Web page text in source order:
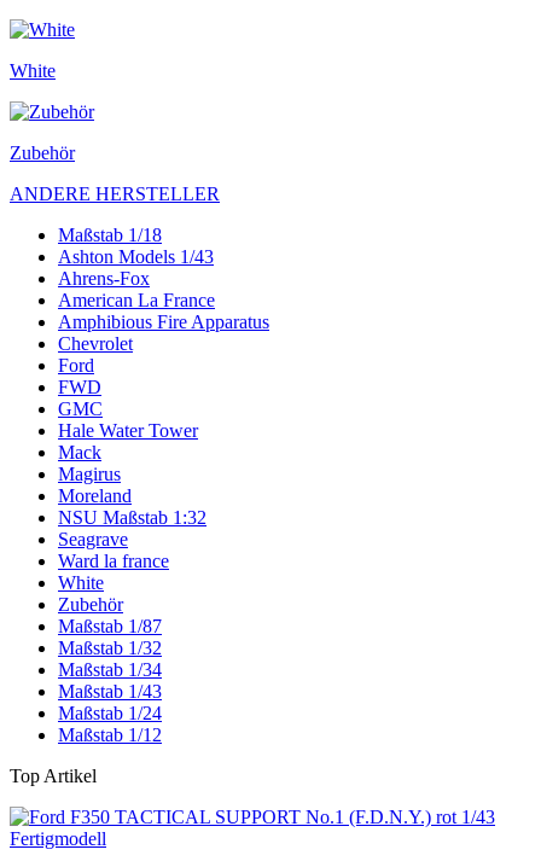
White
Zubehör
ANDERE HERSTELLER
Maßstab 1/18
Ashton Models 1/43
Ahrens-Fox
American La France
Amphibious Fire Apparatus
Chevrolet
Ford
FWD
GMC
Hale Water Tower
Mack
Magirus
Moreland
NSU Maßstab 1:32
Seagrave
Ward la france
White
Zubehör
Maßstab 1/87
Maßstab 1/32
Maßstab 1/34
Maßstab 1/43
Maßstab 1/24
Maßstab 1/12
Top Artikel